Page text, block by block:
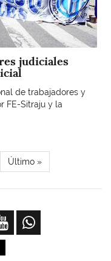
judiciales
de trabajadores y
FE-Sitraju y la
Última
página
Último »